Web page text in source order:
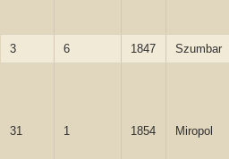
3 6 1847 Szumbar
31 1 1854 Miropol